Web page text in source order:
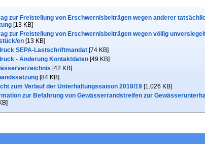
zur Freistellung von Erschwernisbeiträgen wegen anderer
[13 KB]
zur Freistellung von Erschwernisbeiträgen wegen völlig
en [13 KB]
SEPA-Lastschriftmandat [74 KB]
- Änderung Kontaktdaten [49 KB]
[42 KB]
[84 KB]
zum Verlauf der Unterhaltungssaison 2018/19 [1.026 KB]
zur Befahrung von Gewässerrandstreifen zur